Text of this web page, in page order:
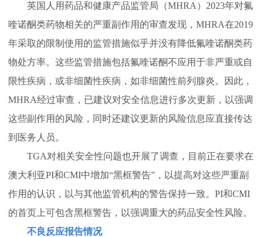
英国人用药品和健康产品监管局（MHRA）2023年对氟
喹诺酮类药物相关的严重副作用的审查发现，MHRA在2019
年采取的限制使用的监管措施似乎并没有降低氟喹诺酮类药
物处方率。这些监管措施包括氟喹诺酮不应用于非严重或自
限性疾病，或非细菌性疾病，如非细菌性前列腺炎。因此，
MHRA经过审查，已建议对安全信息进行多次更新，以强调
这些副作用的风险，同时还建议更新的风险信息应直接传达
到医务人员。
TGA对相关安全性问题也开展了调查，目前正在要求在
澳大利亚PI和CMI中增加“黑框警告”，以提高对这些严重副
作用的认识，以与其他监管机构的警告保持一致。PI和CMI
的首页上可包含黑框警告，以强调重大的药品安全性风险。
不良反应报告情况